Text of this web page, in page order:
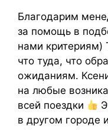
Благодарим
за помощь в
нами критериям)
что туда, что
ожиданиям.
на любые
всей поездки
в другом городе